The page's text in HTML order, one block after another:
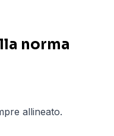
norma
allineato.